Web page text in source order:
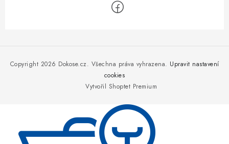
Vytvořil Shoptet Premium
Copyright 2026 Dokose.cz. Všechna práva vyhrazena. Upravit nastavení
cookies